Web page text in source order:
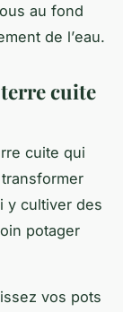
au fond
de l’eau.
cuite
cuite qui
y cultiver des
potager
vos pots